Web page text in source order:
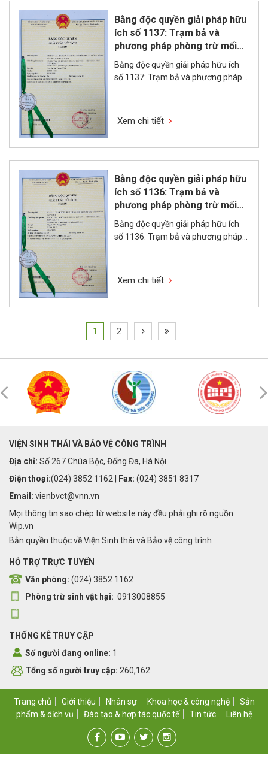
Bằng độc quyền giải pháp hữu
ích số 1137: Trạm bả và
phương pháp phòng trừ mối
cho cây trồng, đê đập và
công trình xây dựng
Bằng độc quyền giải pháp hữu ích
số 1137: Trạm bả và phương pháp
Xem chi tiết
Bằng độc quyền giải pháp hữu
ích số 1136: Trạm bả và
phương pháp phòng trừ mối
cho các công trình xây dựng
Bằng độc quyền giải pháp hữu ích
số 1136: Trạm bả và phương pháp
Xem chi tiết
1 2
VIỆN SINH THÁI VÀ BẢO VỆ CÔNG TRÌNH
Địa chỉ: Số 267 Chùa Bộc, Đống Đa, Hà Nội
Điện thoại:(024) 3852 1162 | Fax: (024) 3851 8317
Email: vienbvct@vnn.vn
Mọi thông tin sao chép từ website này đều phải ghi rõ nguồn
Wip.vn
Bản quyền thuộc về Viện Sinh thái và Bảo vệ công trình
HỖ TRỢ TRỰC TUYẾN
Văn phòng: (024) 3852 1162
Phòng trừ sinh vật hại: 0913008855
THỐNG KÊ TRUY CẬP
Số người đang online: 1
Tổng số người truy cập: 260,162
Trang chủ Giới thiệu Nhân sự Khoa học & công nghệ
Sản
phẩm & dịch vụ
Đào tạo & hợp tác quốc tế Tin tức Liên hệ